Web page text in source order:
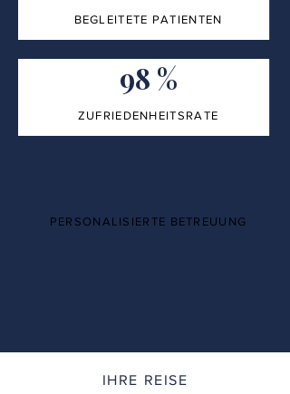
BEGLEITETE PATIENTEN
98 %
ZUFRIEDENHEITSRATE
PERSONALISIERTE BETREUUNG
IHRE REISE